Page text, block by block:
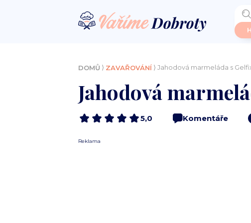
DOMŮ ⟩ ZAVAŘOVÁNÍ⟩ Jahodová marmeláda s
Jahodová
5,0 Komentáře
Reklama